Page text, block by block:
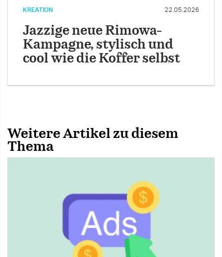
KREATION 22.05.2026
Jazzige neue Rimowa-
Kampagne, stylisch und
cool wie die Koffer selbst
Weitere Artikel zu diesem
Thema